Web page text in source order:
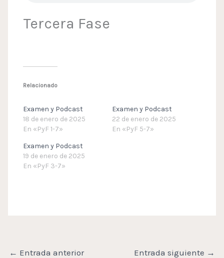
Tercera Fase
Relacionado
Examen y Podcast
18 de enero de 2025
En «PyF 1-7»
Examen y Podcast
22 de enero de 2025
En «PyF 5-7»
Examen y Podcast
19 de enero de 2025
En «PyF 3-7»
← Entrada anterior Entrada siguiente →